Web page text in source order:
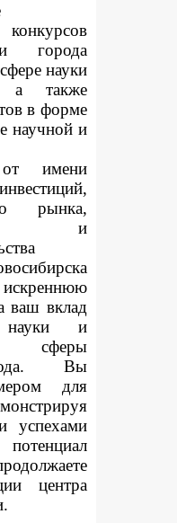
города
науки
а также
в форме
научной и
от имени
рынка,
и
ваш вклад
и
сферы
Вы
для
успехами
центра